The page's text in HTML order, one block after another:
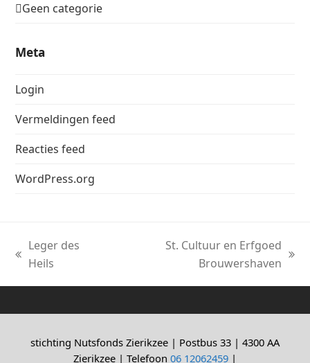
Geen categorie
Meta
Login
Vermeldingen feed
Reacties feed
WordPress.org
previous
Leger des
Heils
St. Cultuur en Erfgoed
Brouwershaven
stichting Nutsfonds Zierikzee | Postbus 33 | 4300 AA
Zierikzee | Telefoon 06 12062459 |